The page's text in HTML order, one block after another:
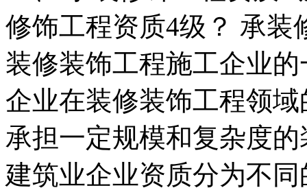
修饰工程资质4级？ 承装
装修装饰工程施工企业
企业在装修装饰工程领
承担一定规模和复杂度
建筑业企业资质分为不